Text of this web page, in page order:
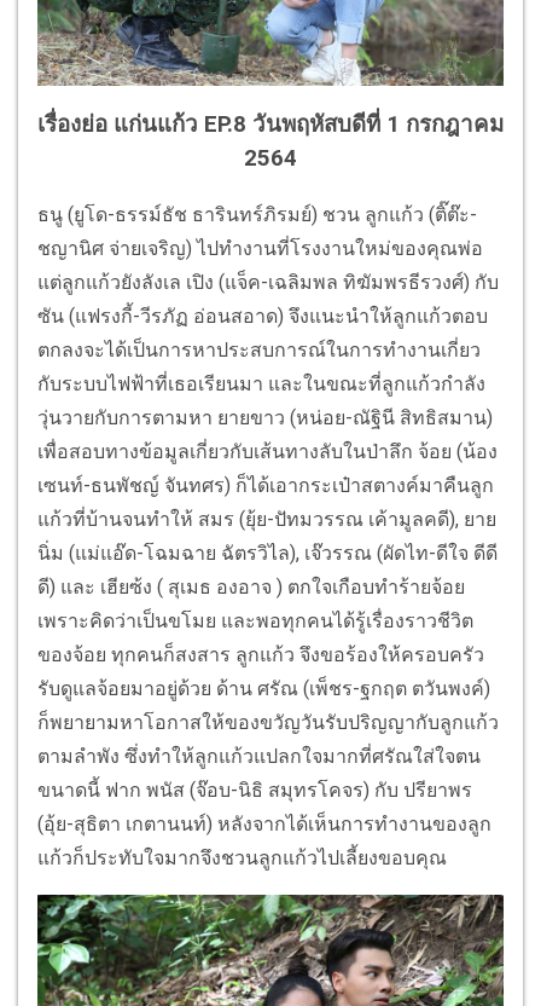
เรื่องย่อ แก่นแก้ว EP.8 วันพฤหัสบดีที่ 1 กรกฎาคม
2564
ธนู (ยูโด-ธรรม์ธัช ธารินทร์ภิรมย์) ชวน ลูกแก้ว (ติ๊ต๊ะ-
ชญานิศ จ่ายเจริญ) ไปทำงานที่โรงงานใหม่ของคุณพ่อ
แต่ลูกแก้วยังลังเล เปิง (แจ็ค-เฉลิมพล ทิฆัมพรธีรวงศ์) กับ
ซัน (แฟรงกี้-วีรภัฏ อ่อนสอาด) จึงแนะนำให้ลูกแก้วตอบ
ตกลงจะได้เป็นการหาประสบการณ์ในการทำงานเกี่ยว
กับระบบไฟฟ้าที่เธอเรียนมา และในขณะที่ลูกแก้วกำลัง
วุ่นวายกับการตามหา ยายขาว (หน่อย-ณัฐินี สิทธิสมาน)
เพื่อสอบทางข้อมูลเกี่ยวกับเส้นทางลับในป่าลึก จ้อย (น้อง
เซนท์-ธนพัชญ์ จันทศร) ก็ได้เอากระเป๋าสตางค์มาคืนลูก
แก้วที่บ้านจนทำให้ สมร (ยุ้ย-ปัทมวรรณ เค้ามูลคดี), ยาย
นิ่ม (แม่แอ๊ด-โฉมฉาย ฉัตรวิไล), เจ๊วรรณ (ผัดไท-ดีใจ ดีดี
ดี) และ เฮียซ้ง ( สุเมธ องอาจ ) ตกใจเกือบทำร้ายจ้อย
เพราะคิดว่าเป็นขโมย และพอทุกคนได้รู้เรื่องราวชีวิต
ของจ้อย ทุกคนก็สงสาร ลูกแก้ว จึงขอร้องให้ครอบครัว
รับดูแลจ้อยมาอยู่ด้วย ด้าน ศรัณ (เพ็ชร-ฐกฤต ตวันพงค์)
ก็พยายามหาโอกาสให้ของขวัญวันรับปริญญากับลูกแก้ว
ตามลำพัง ซึ่งทำให้ลูกแก้วแปลกใจมากที่ศรัณใส่ใจตน
ขนาดนี้ ฟาก พนัส (จ๊อบ-นิธิ สมุทรโคจร) กับ ปรียาพร
(อุ้ย-สุธิตา เกตานนท์) หลังจากได้เห็นการทำงานของลูก
แก้วก็ประทับใจมากจึงชวนลูกแก้วไปเลี้ยงขอบคุณ